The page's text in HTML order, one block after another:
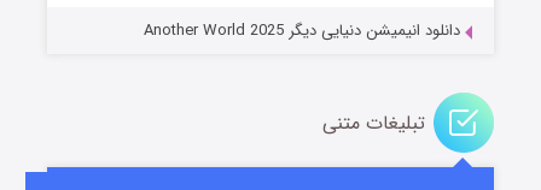
دانلود انیمیشن دنیایی دیگر Another World 2025
تبلیغات متنی